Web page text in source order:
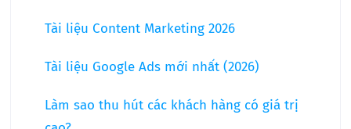
Tài liệu Content Marketing 2026
Tài liệu Google Ads mới nhất (2026)
Làm sao thu hút các khách hàng có giá trị